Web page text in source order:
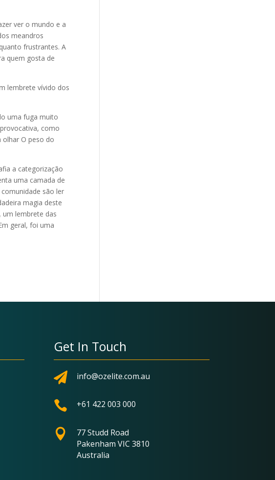
ver o mundo e a
meandros
frustrantes. A
quem gosta de
lembrete vívido dos
uma fuga muito
como
olhar O peso do
a categorização
uma camada de
são ler
magia deste
um lembrete das
geral, foi uma
Get In Touch
 info@ozelite.com.au
 +61 422 003 000

77 Studd Road
Pakenham VIC 3810
Australia